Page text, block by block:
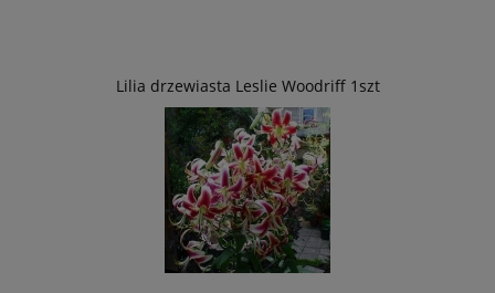
Lilia drzewiasta Leslie Woodriff 1szt